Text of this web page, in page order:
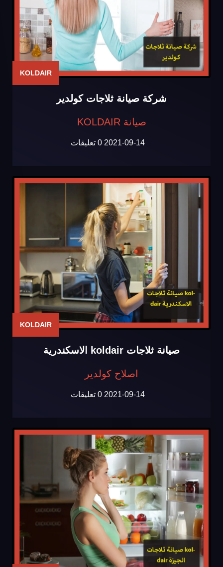
KOLDAIR
شركة صيانة ثلاجات كولدير
صيانة KOLDAIR
2021-09-14 0 تعليقات
KOLDAIR
صيانة ثلاجات koldair الاسكندرية
اصلاح كولدير
2021-09-14 0 تعليقات